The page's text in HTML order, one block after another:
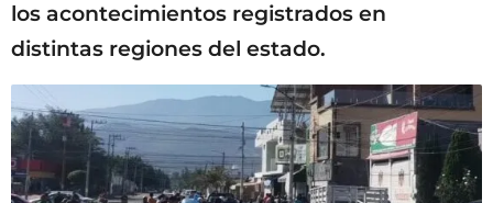
los acontecimientos registrados en
distintas regiones del estado.